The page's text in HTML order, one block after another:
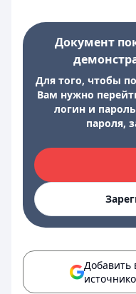
Документ
Для того, чтобы
Вам нужно
логин и
пароля,
Добавить